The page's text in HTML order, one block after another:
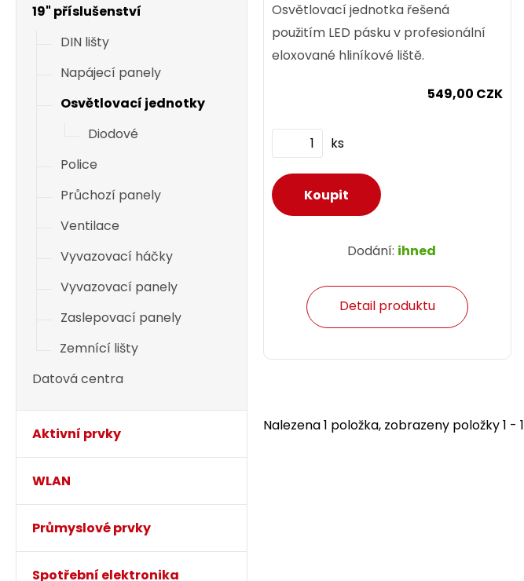
19" příslušenství
DIN lišty
Napájecí panely
Osvětlovací jednotky
Diodové
Police
Průchozí panely
Ventilace
Vyvazovací háčky
Vyvazovací panely
Zaslepovací panely
Zemnící lišty
Datová centra
Aktivní prvky
WLAN
Průmyslové prvky
Spotřební elektronika
Osvětlovací jednotka řešená
použitím LED pásku v profesionální
eloxované hliníkové liště.
549,00 CZK
ks
Dodání: ihned
Detail produktu
Nalezena 1 položka, zobrazeny položky 1 - 1